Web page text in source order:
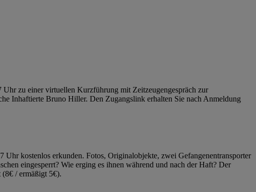
Uhr zu einer virtuellen Kurzführung mit Zeitzeugengespräch zur
Inhaftierte Bruno Hiller. Den Zugangslink erhalten Sie nach Anmeldung
kostenlos erkunden. Fotos, Originalobjekte, zwei Gefangenentransporter
eingesperrt? Wie erging es ihnen während und nach der Haft? Der
/ ermäßigt 5€).